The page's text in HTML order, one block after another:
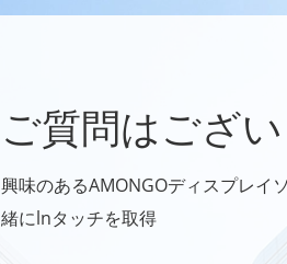
ご質問はござ
興味のあるAMONGOディスプレイ
緒にlnタッチを取得